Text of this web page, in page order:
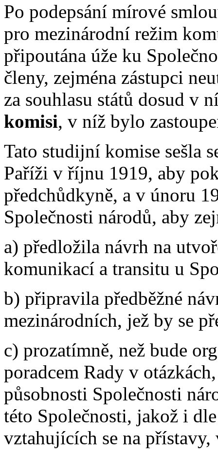
Po podepsání mírové
pro mezinárodní režim
připoutána úže ku
členy, zejména zástupci
za souhlasu států dosud v
komisi, v níž bylo
Tato studijní komise sešla
Paříži v říjnu 1919, aby
předchůdkyně, a v únoru
Společnosti národů, aby
a) předložila návrh na
komunikací a transitu u
b) připravila předběžné
mezinárodních, jež by se
c) prozatímně, než bude
poradcem Rady v
působnosti Společnosti
této Společnosti, jakož i
vztahujících se na přístavy,